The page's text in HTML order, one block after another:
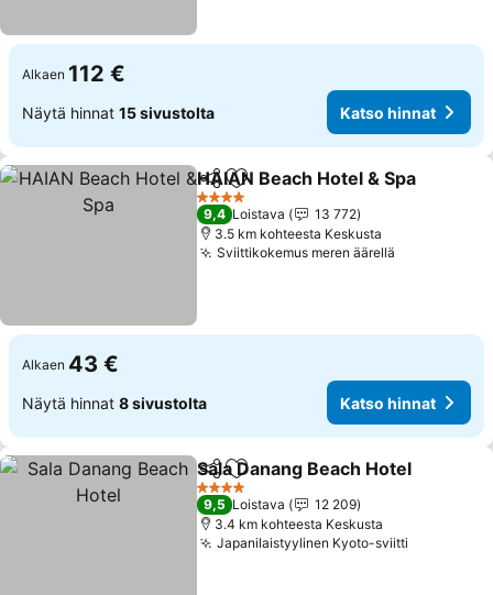
Alkaen 112 €
Näytä hinnat 15 sivustolta Katso hinnat
Jaa Lisää suosikkeihin
HAIAN Beach Hotel & Spa
4 Tähtiluokitus
9,4 Loistava
13 772
3.5 km kohteesta Keskusta
Sviittikokemus meren äärellä
Alkaen 43 €
Näytä hinnat 8 sivustolta Katso hinnat
Jaa Lisää suosikkeihin
Sala Danang Beach Hotel
4 Tähtiluokitus
9,5 Loistava
12 209
3.4 km kohteesta Keskusta
Japanilaistyylinen Kyoto-sviitti